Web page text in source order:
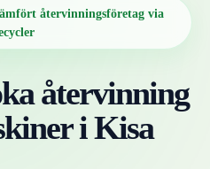
återvinningsföretag via
återvinning
iKisa